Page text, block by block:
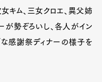
キム、三女クロエ、異父姉
が勢ぞろいし、各人がイン
な感謝祭ディナーの様子を